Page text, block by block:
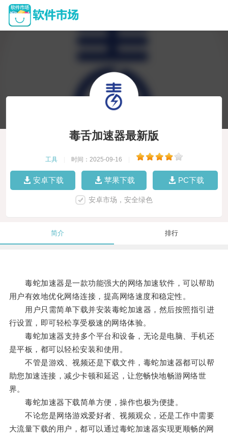
毒舌加速器最新版
工具 时间：2025-09-16
安卓下载 苹果下载 PC下载
安卓市场，安全绿色
简介 排行
毒蛇加速器是一款功能强大的网络加速软件，可以帮助
用户有效地优化网络连接，提高网络速度和稳定性。
用户只需简单下载并安装毒蛇加速器，然后按照指引进
行设置，即可轻松享受极速的网络体验。
毒蛇加速器支持多个平台和设备，无论是电脑、手机还
是平板，都可以轻松安装和使用。
不管是游戏、视频还是下载文件，毒蛇加速器都可以帮
助您加速连接，减少卡顿和延迟，让您畅快地畅游网络世
界。
毒蛇加速器下载简单方便，操作也极为便捷。
不论您是网络游戏爱好者、视频观众，还是工作中需要
大流量下载的用户，都可以通过毒蛇加速器实现更顺畅的网